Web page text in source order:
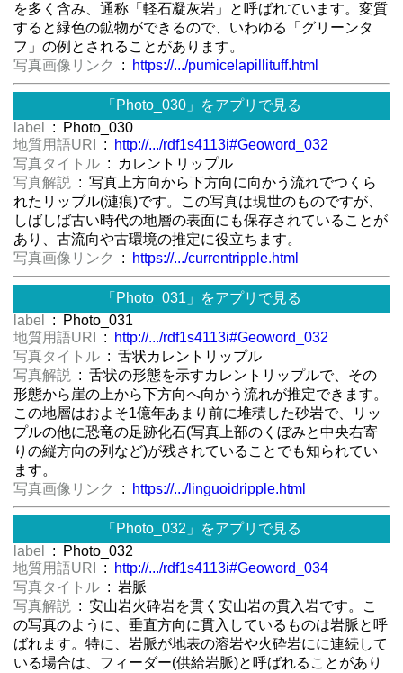
を多く含み、通称「軽石凝灰岩」と呼ばれています。変質
すると緑色の鉱物ができるので、いわゆる「グリーンタ
フ」の例とされることがあります。
写真画像リンク
: https://.../pumicelapillituff.html
「Photo_030」をアプリで見る
label
: Photo_030
地質用語URI
:
http://.../rdf1s4113i#Geoword_032
写真タイトル : カレントリップル
写真解説
: 写真上方向から下方向に向かう流れでつくら
れたリップル(漣痕)です。この写真は現世のものですが、
しばしば古い時代の地層の表面にも保存されていることが
あり、古流向や古環境の推定に役立ちます。
写真画像リンク
: https://.../currentripple.html
「Photo_031」をアプリで見る
label
: Photo_031
地質用語URI
:
http://.../rdf1s4113i#Geoword_032
写真タイトル : 舌状カレントリップル
写真解説
: 舌状の形態を示すカレントリップルで、その
形態から崖の上から下方向へ向かう流れが推定できます。
この地層はおよそ1億年あまり前に堆積した砂岩で、リッ
プルの他に恐竜の足跡化石(写真上部のくぼみと中央右寄
りの縦方向の列など)が残されていることでも知られてい
ます。
写真画像リンク
: https://.../linguoidripple.html
「Photo_032」をアプリで見る
label
: Photo_032
地質用語URI
:
http://.../rdf1s4113i#Geoword_034
写真タイトル : 岩脈
写真解説
: 安山岩火砕岩を貫く安山岩の貫入岩です。こ
の写真のように、垂直方向に貫入しているものは岩脈と呼
ばれます。特に、岩脈が地表の溶岩や火砕岩にに連続して
いる場合は、フィーダー(供給岩脈)と呼ばれることがあり